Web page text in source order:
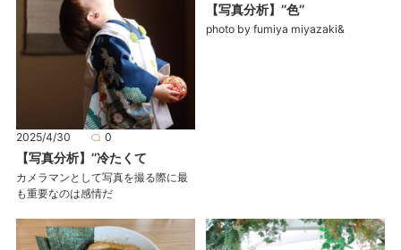
2025/4/30 0
【写真分析】’’冷たくて
カメラマンとして写真を撮る際に最
も重要なのは感情だ
【写真分析】’’色’’
photo by fumiya miyazaki&